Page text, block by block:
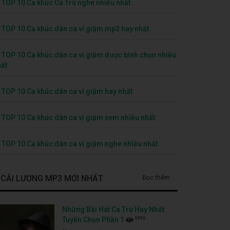
TOP 10 Ca khúc Ca Trù nghe nhiều nhất
TOP 10 Ca khúc dân ca ví giặm mp3 hay nhất
TOP 10 Ca khúc dân ca ví giặm được bình chọn nhiều
TOP 10 Ca khúc dân ca ví giặm hay nhất
TOP 10 Ca khúc dân ca ví giặm xem nhiều nhất
TOP 10 Ca khúc dân ca ví giặm nghe nhiều nhất
CẢI LƯƠNG MP3 MỚI NHẤT Đọc thêm
Những Bài Hát Ca Trù Hay Nhất
Tuyển Chọn Phần 1
5996